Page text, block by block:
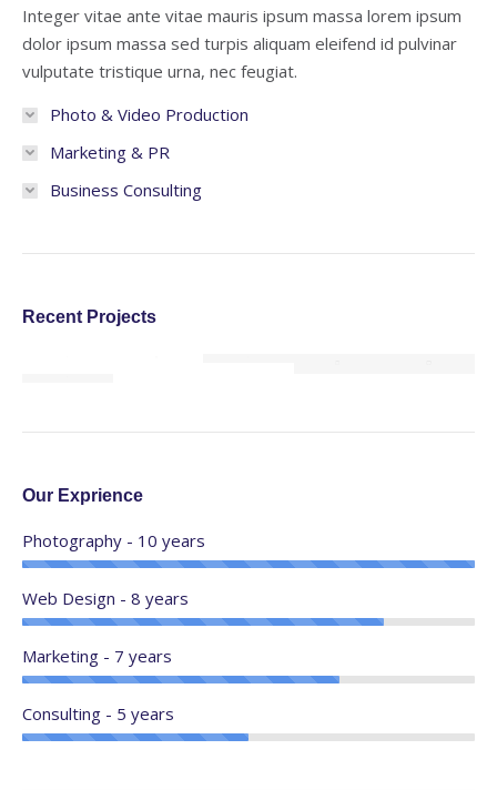
Integer vitae ante vitae mauris ipsum massa lorem ipsum
dolor ipsum massa sed turpis aliquam eleifend id pulvinar
vulputate tristique urna, nec feugiat.
Photo & Video Production
Marketing & PR
Business Consulting
Recent Projects
Our Exprience
Photography - 10 years
Web Design - 8 years
Marketing - 7 years
Consulting - 5 years